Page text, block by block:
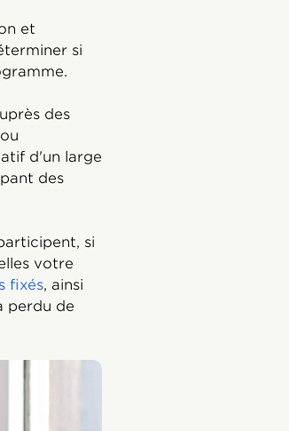
et
si
des
d'un large
des
si
votre
fixés, ainsi
perdu de